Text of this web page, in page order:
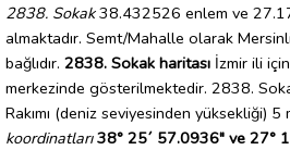
2838. Sokak38.432526 enlem ve
almaktadır. Semt/Mahalle olarak
bağlıdır. 2838. Sokak haritası İzmir ili
merkezinde gösterilmektedir. 2838.
Rakımı (deniz seviyesinden yüksekliği) 5
koordinatları 38° 25´ 57.0936" ve 27°